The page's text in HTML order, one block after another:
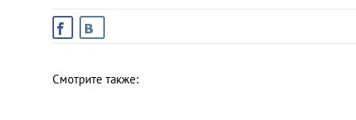
Украина
Смотрите также: